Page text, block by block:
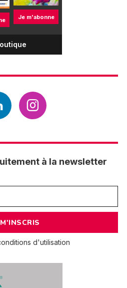
Je m'abonne
à la newsletter
d'utilisation